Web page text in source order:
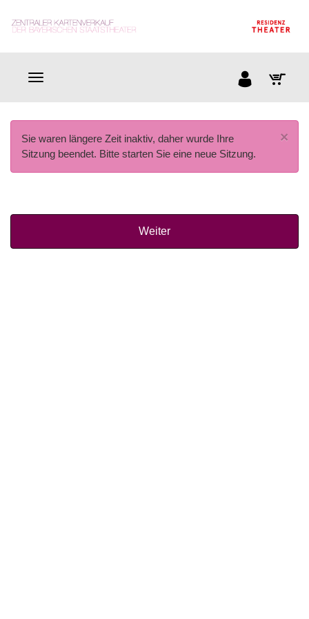
×
Sie waren längere Zeit inaktiv, daher wurde Ihre
Sitzung beendet. Bitte starten Sie eine neue Sitzung.
Weiter